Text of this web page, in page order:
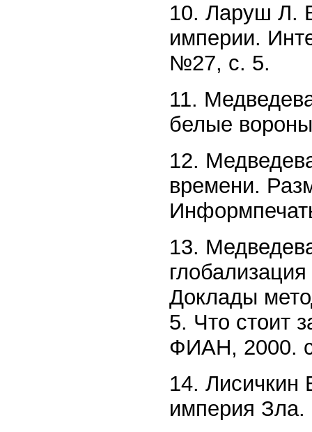
10. Ларуш Л.
империи.
№27, с. 5.
11.
белые
12.
времени.
13.
Доклады
5. Что стоит
ФИАН, 2000.
14.
империя